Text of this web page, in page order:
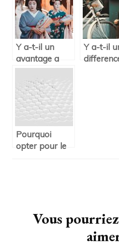
Y a-t-il un
avantage a
utiliser un
omamori ?
Y a-t-il
Pourquoi
opter pour le
Vous